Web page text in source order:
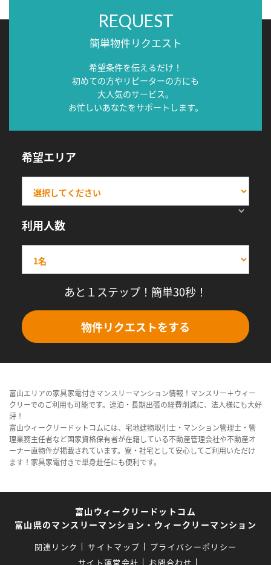
REQUEST
簡単物件リクエスト
希望条件を伝えるだけ！
初めての方やリピーターの方にも
大人気のサービス。
お忙しいあなたをサポートします。
希望エリア
利用人数
あと１ステップ！簡単30秒！
物件リクエストをする
富山エリアの家具家電付きマンスリーマンション情報！マンスリー＋ウィー
クリーでのご利用も可能です。連泊・長期出張の経費削減に、法人様にも大好
評！
富山ウィークリードットコムには、宅地建物取引士・マンション管理士・管
理業務主任者など国家資格保有者が在籍している不動産管理会社や不動産オ
ーナー直物件が掲載されています。寮・社宅として安心してご利用いただけ
ます！家具家電付きで単身赴任にも便利です。
富山ウィークリードットコム
富山県のマンスリーマンション・ウィークリーマンション
関連リンク サイトマップ
プライバシーポリシー
サイト運営会社
お問合わせ